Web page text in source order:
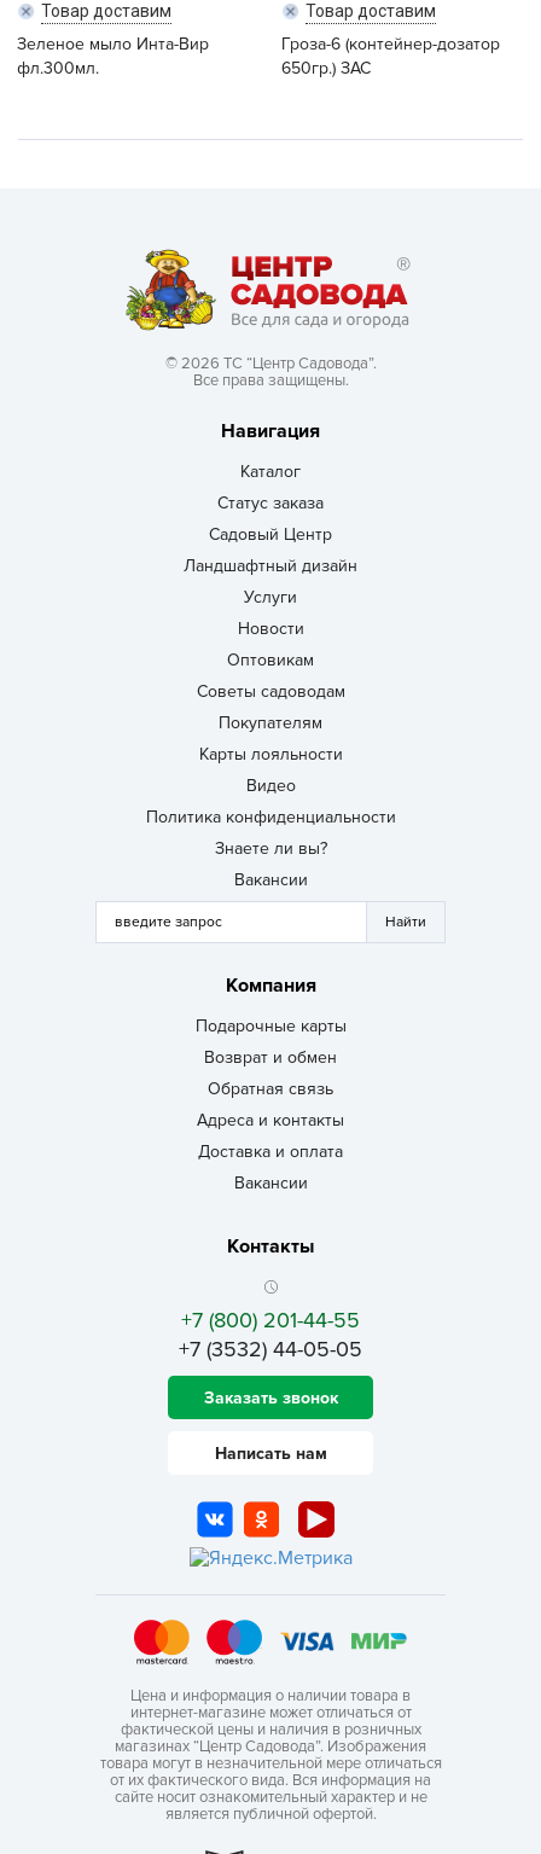
Товар доставим
Зеленое мыло Инта-Вир
фл.300мл.
Товар доставим
Гроза-6 (контейнер-дозатор
650гр.) ЗАС
© 2026 ТС “Центр Садовода”.
Все права защищены.
Навигация
Каталог
Статус заказа
Садовый Центр
Ландшафтный дизайн
Услуги
Новости
Оптовикам
Советы садоводам
Покупателям
Карты лояльности
Видео
Политика конфиденциальности
Знаете ли вы?
Вакансии
Компания
Подарочные карты
Возврат и обмен
Обратная связь
Адреса и контакты
Доставка и оплата
Вакансии
Контакты
+7 (800) 201-44-55
+7 (3532) 44-05-05
Заказать звонок
Написать нам
Цена и информация о наличии товара в
интернет-магазине может отличаться от
фактической цены и наличия в розничных
магазинах “Центр Садовода”. Изображения
товара могут в незначительной мере отличаться
от их фактического вида. Вся информация на
сайте носит ознакомительный характер и не
является публичной офертой.